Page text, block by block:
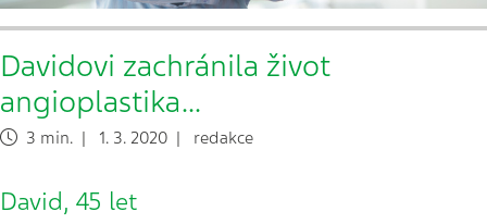
Davidovi zachránila život
angioplastika...
3 min. | 1. 3. 2020 | redakce
David, 45 let